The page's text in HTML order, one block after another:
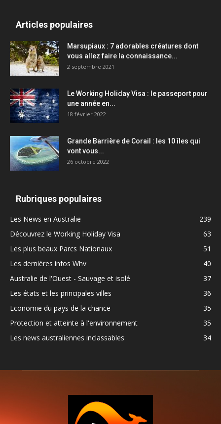
Articles populaires
Marsupiaux : 7 adorables créatures dont
vous allez faire la connaissance...
2 septembre 2021
Le Working Holiday Visa : le passeport pour
une année en...
18 février 2022
Grande Barrière de Corail : les 10 îles qui
vont vous...
26 octobre 2022
Rubriques populaires
Les News en Australie
239
Découvrez le Working Holiday Visa
63
Les plus beaux Parcs Nationaux
51
Les dernières infos Whv
40
Australie de l'Ouest - Sauvage et isolé
37
Les états et les principales villes
36
Economie du pays de la chance
35
Protection et atteinte à l'environnement
35
Les news australiennes inclassables
34